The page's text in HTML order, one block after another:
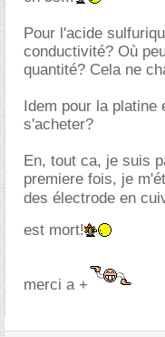
Pour l'acide
conductivité? Où
quantité? Cela ne
Idem pour la platine
s'acheter?
En, tout ca, je suis
premiere fois, je
des électrode en
est mort!
merci a +